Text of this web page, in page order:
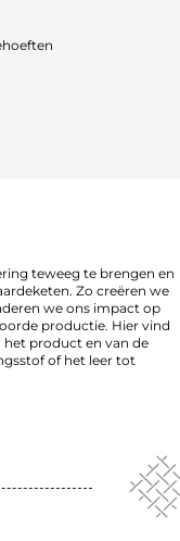
teweeg te brengen en
Zo creëren we
we ons impact op
productie. Hier vind
het product en van de
of het leer tot